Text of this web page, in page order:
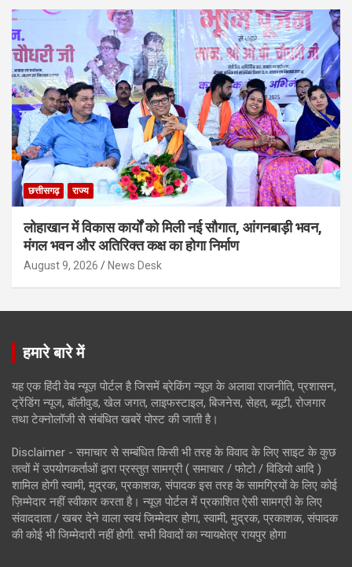
छत्तीसगढ़ राज्य
लोहाखान में विकास कार्यों को मिली नई सौगात, आंगनबाड़ी भवन,
मंगल भवन और अतिरिक्त कक्ष का होगा निर्माण
August 9, 2026 News Desk
हमारे बारे में
यह एक हिंदी वेब न्यूज़ पोर्टल है जिसमें ब्रेकिंग न्यूज़ के अलावा राजनीति, प्रशासन,
ट्रेंडिंग न्यूज, बॉलीवुड, खेल जगत, लाइफस्टाइल, बिजनेस, सेहत, ब्यूटी, रोजगार
तथा टेक्नोलॉजी से संबंधित खबरें पोस्ट की जाती है।
Disclaimer - समाचार से सम्बंधित किसी भी तरह के विवाद के लिए साइट के कुछ
तत्वों में उपयोगकर्ताओं द्वारा प्रस्तुत सामग्री ( समाचार / फोटो / विडियो आदि )
शामिल होगी स्वामी, मुद्रक, प्रकाशक, संपादक इस तरह के सामग्रियों के लिए कोई
ज़िम्मेदार नहीं स्वीकार करता है। न्यूज़ पोर्टल में प्रकाशित ऐसी सामग्री के लिए
संवाददाता / खबर देने वाला स्वयं जिम्मेदार होगा, स्वामी, मुद्रक, प्रकाशक, संपादक
की कोई भी जिम्मेदारी नहीं होगी. सभी विवादों का न्यायक्षेत्र रायपुर होगा